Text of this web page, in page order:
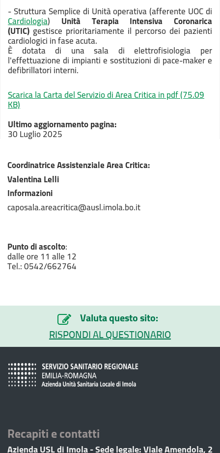
- Struttura Semplice di Unità operativa(afferente UOC di
Cardiologia) Unità Terapia Intensiva Coronarica
(UTIC) gestisce prioritariamente il percorso dei pazienti
cardiologici in fase acuta.
È dotata di una sala di elettrofisiologia per
l'effettuazione di impianti e sostituzioni di pace-maker e
defibrillatori interni.
Scarica la Carta del Servizio di Area Critica in pdf(75.09
KB)
Ultimo aggiornamento pagina:
30 Luglio 2025
Coordinatrice Assistenziale Area Critica:
Valentina Lelli
Informazioni
caposala.areacritica@ausl.imola.bo.it
Punto di ascolto:
dalle ore 11 alle 12
Tel.: 0542/662764
Valuta questo sito:
RISPONDI AL QUESTIONARIO
Recapiti e contatti
Azienda USL di Imola - Sede legale: Viale Amendola, 2